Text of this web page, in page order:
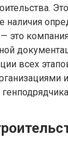
наличия
это
всех